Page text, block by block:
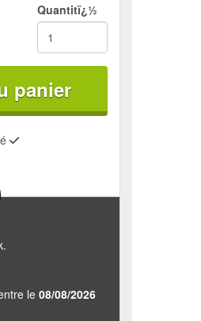
Quantitï¿½
panier
le08/08/2026